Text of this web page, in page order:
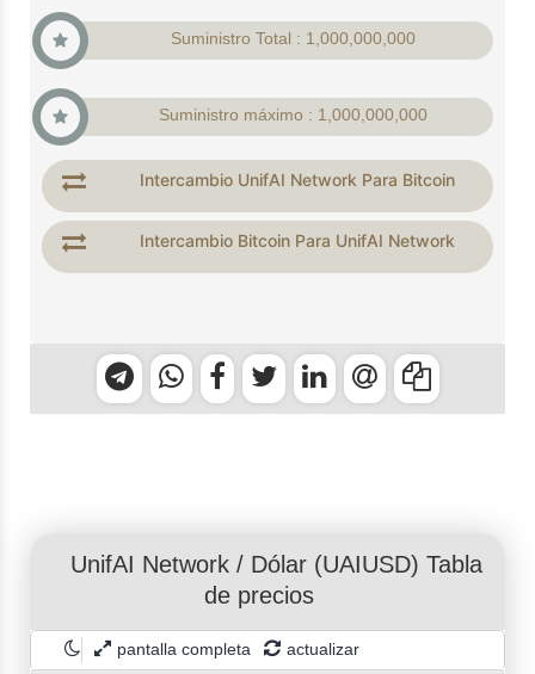
Suministro Total : 1,000,000,000
Suministro máximo : 1,000,000,000
Intercambio UnifAI Network Para Bitcoin
Intercambio Bitcoin Para UnifAI Network
UnifAI Network/ Dólar (UAIUSD) Tabla
de precios
pantalla completa actualizar